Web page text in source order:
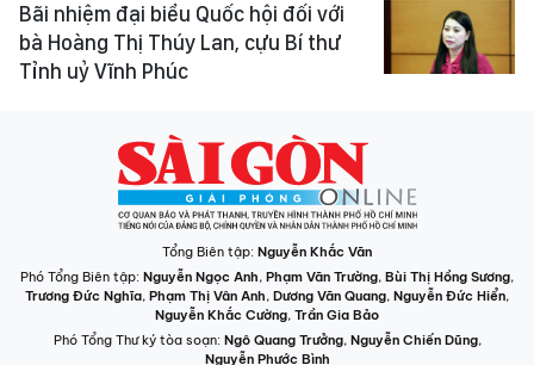
Bãi nhiệm đại biểu Quốc hội đối với
bà Hoàng Thị Thúy Lan, cựu Bí thư
Tỉnh uỷ Vĩnh Phúc
Tổng Biên tập: Nguyễn Khắc Văn
Phó Tổng Biên tập: Nguyễn Ngọc Anh, Phạm Văn Trường, Bùi Thị Hồng Sương,
Trương Đức Nghĩa, Phạm Thị Vân Anh, Dương Văn Quang, Nguyễn Đức Hiển,
Nguyễn Khắc Cường, Trần Gia Bảo
Phó Tổng Thư ký tòa soạn: Ngô Quang Trưởng, Nguyễn Chiến Dũng,
Nguyễn Phước Bình